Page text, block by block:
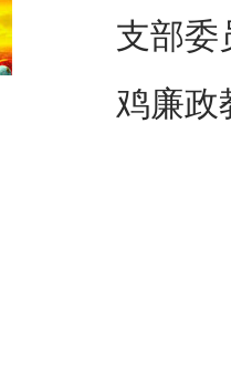
支部委
鸡廉政